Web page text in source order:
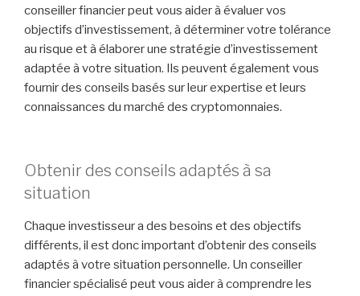
conseiller financier peut vous aider à évaluer vos
objectifs d’investissement, à déterminer votre tolérance
au risque et à élaborer une stratégie d’investissement
adaptée à votre situation. Ils peuvent également vous
fournir des conseils basés sur leur expertise et leurs
connaissances du marché des cryptomonnaies.
Obtenir des conseils adaptés à sa
situation
Chaque investisseur a des besoins et des objectifs
différents, il est donc important d’obtenir des conseils
adaptés à votre situation personnelle. Un conseiller
financier spécialisé peut vous aider à comprendre les